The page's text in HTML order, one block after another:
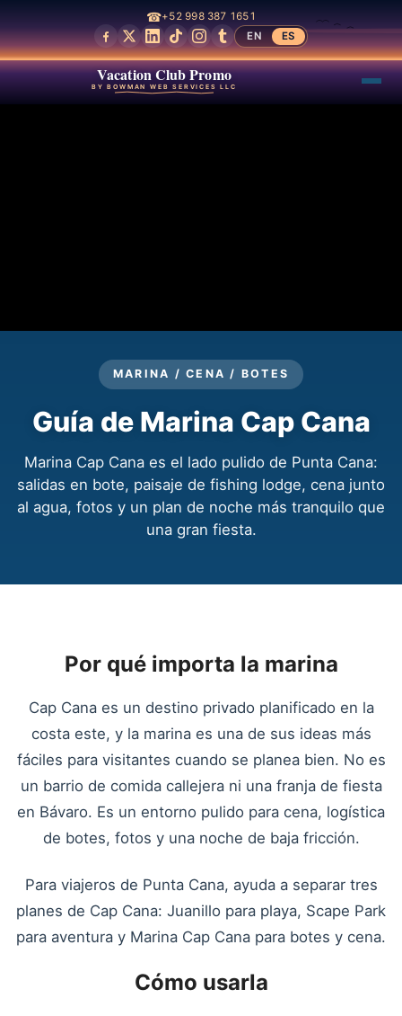
☎+52 998 387 1651
EN
ES
Vacation Club Promo
BY BOWMAN WEB SERVICES LLC
MARINA / CENA / BOTES
Guía de Marina Cap Cana
Marina Cap Cana es el lado pulido de Punta Cana:
salidas en bote, paisaje de fishing lodge, cena junto
al agua, fotos y un plan de noche más tranquilo que
una gran fiesta.
Por qué importa la marina
Cap Cana es un destino privado planificado en la
costa este, y la marina es una de sus ideas más
fáciles para visitantes cuando se planea bien. No es
un barrio de comida callejera ni una franja de fiesta
en Bávaro. Es un entorno pulido para cena, logística
de botes, fotos y una noche de baja fricción.
Para viajeros de Punta Cana, ayuda a separar tres
planes de Cap Cana: Juanillo para playa, Scape Park
para aventura y Marina Cap Cana para botes y cena.
Cómo usarla